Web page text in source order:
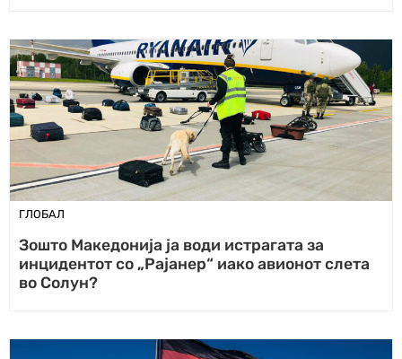
ГЛОБАЛ
Зошто Македонија ја води истрагата за
инцидентот со „Рајанер“ иако авионот слета
во Солун?